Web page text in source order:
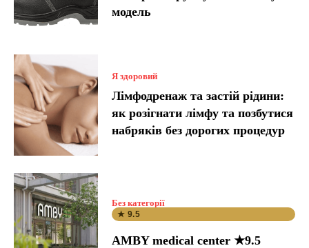
модель
Я здоровий
Лімфодренаж та застій рідини:
як розігнати лімфу та позбутися
набряків без дорогих процедур
Без категорії
★ 9.5
AMBY medical center ★9.5